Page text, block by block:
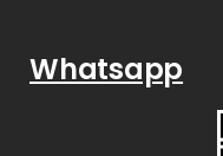
Whatsapp